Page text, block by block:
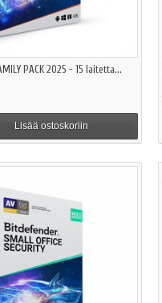
PACK 2025 - 15 laitetta...
Lisää ostoskoriin